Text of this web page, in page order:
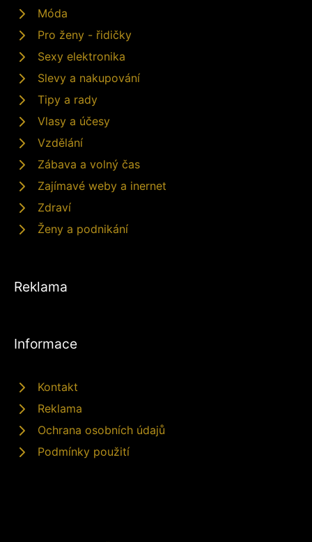
Móda
Pro ženy - řidičky
Sexy elektronika
Slevy a nakupování
Tipy a rady
Vlasy a účesy
Vzdělání
Zábava a volný čas
Zajímavé weby a inernet
Zdraví
Ženy a podnikání
Reklama
Informace
Kontakt
Reklama
Ochrana osobních údajů
Podmínky použití